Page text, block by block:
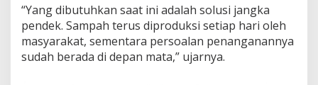
“Yang dibutuhkan saat ini adalah solusi jangka
pendek. Sampah terus diproduksi setiap hari oleh
masyarakat, sementara persoalan penanganannya
sudah berada di depan mata,” ujarnya.